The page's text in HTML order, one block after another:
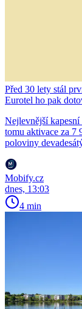
Před 30 lety stál
Eurotel ho pak
Nejlevnější
tomu aktivace za 7
poloviny
Mobify.cz
dnes, 13:03
4 min